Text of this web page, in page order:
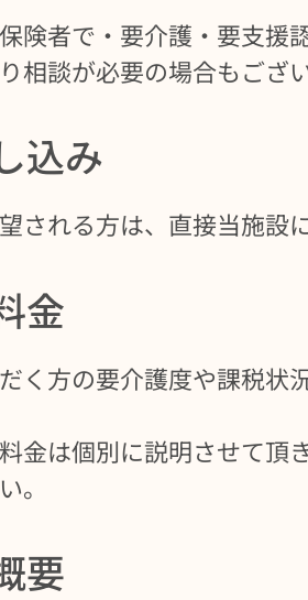
険者で・要介護・要支援
相談が必要の場合もござ
込み
される方は、直接当施設
金
く方の要介護度や課税状
金は個別に説明させて頂
。
要